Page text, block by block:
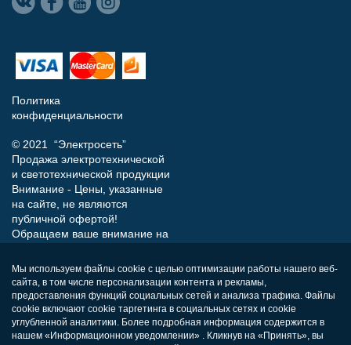
Политика
конфиденциальности
© 2021 “Электросеть”
Продажа электротехнической
и светотехнической продукции
Внимание - Цены, указанные
на сайте, не являются
публичной офертой!
Обращаем ваше внимание на
носит исключительно
информационный характер и
ни при каких условиях не
является публичной офертой,
определяемой положениями
Статьи 437 (п.2) Гражданского
Мы используем файлы cookie с целью оптимизации работы нашего веб-
сайта, в том числе персонализации контента и рекламы,
предоставления функций социальных сетей и анализа трафика. Файлы
cookie включают cookie таргетинга в социальных сетях и cookie
углубленной аналитики. Более подробная информация содержится в
нашем «Информационном уведомлении» . Кликнув на «Принять», вы